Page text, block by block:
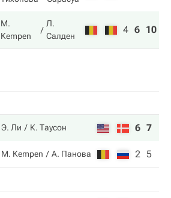
M.
Kempen
Л.
Салден
4 6 10
Э. Ли К. Таусон 6 7
M. Kempen А. Панова 2 5